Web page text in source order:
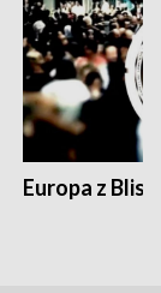
Europa z